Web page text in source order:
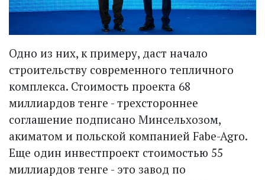
Одно из них, к примеру, даст начало
строительству современного тепличного
комплекса. Стоимость проекта 68
миллиардов тенге - трехстороннее
соглашение подписано Минсельхозом,
акиматом и польской компанией Fabe-Agro.
Еще один инвестпроект стоимостью 55
миллиардов тенге - это завод по